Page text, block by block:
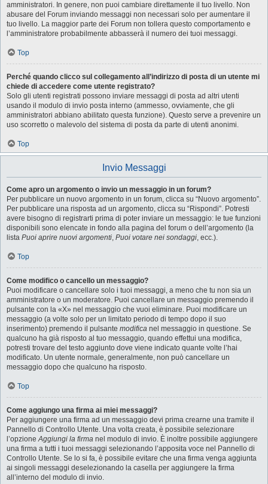
amministratori. In genere, non puoi cambiare direttamente il tuo livello. Non
abusare del Forum inviando messaggi non necessari solo per aumentare il
tuo livello. La maggior parte dei Forum non tollera questo comportamento e
l’amministratore probabilmente abbasserà il numero dei tuoi messaggi.
Top
Perché quando clicco sul collegamento all’indirizzo di posta di un utente mi
chiede di accedere come utente registrato?
Solo gli utenti registrati possono inviare messaggi di posta ad altri utenti
usando il modulo di invio posta interno (ammesso, ovviamente, che gli
amministratori abbiano abilitato questa funzione). Questo serve a prevenire un
uso scorretto o malevolo del sistema di posta da parte di utenti anonimi.
Top
Invio Messaggi
Come apro un argomento o invio un messaggio in un forum?
Per pubblicare un nuovo argomento in un forum, clicca su “Nuovo argomento”.
Per pubblicare una risposta ad un argomento, clicca su “Rispondi”. Potresti
avere bisogno di registrarti prima di poter inviare un messaggio: le tue funzioni
disponibili sono elencate in fondo alla pagina del forum o dell’argomento (la
lista Puoi aprire nuovi argomenti, Puoi votare nei sondaggi, ecc.).
Top
Come modifico o cancello un messaggio?
Puoi modificare o cancellare solo i tuoi messaggi, a meno che tu non sia un
amministratore o un moderatore. Puoi cancellare un messaggio premendo il
pulsante con la «X» nel messaggio che vuoi eliminare. Puoi modificare un
messaggio (a volte solo per un limitato periodo di tempo dopo il suo
inserimento) premendo il pulsante modifica nel messaggio in questione. Se
qualcuno ha già risposto al tuo messaggio, quando effettui una modifica,
potresti trovare del testo aggiunto dove viene indicato quante volte l’hai
modificato. Un utente normale, generalmente, non può cancellare un
messaggio dopo che qualcuno ha risposto.
Top
Come aggiungo una firma ai miei messaggi?
Per aggiungere una firma ad un messaggio devi prima crearne una tramite il
Pannello di Controllo Utente. Una volta creata, è possibile selezionare
l’opzioneAggiungi la firma nel modulo di invio. È inoltre possibile aggiungere
una firma a tutti i tuoi messaggi selezionando l’apposita voce nel Pannello di
Controllo Utente. Se lo si fa, è possibile evitare che una firma venga aggiunta
ai singoli messaggi deselezionando la casella per aggiungere la firma
all’interno del modulo di invio.